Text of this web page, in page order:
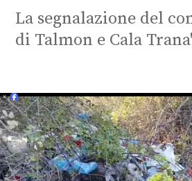
La segnalazione del
di Talmon e Cala